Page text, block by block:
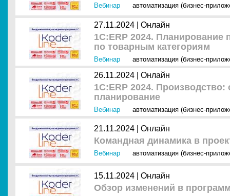
Вебинар автоматизация (бизнес-
27.11.2024 | Онлайн
1С:ERP 2024. Планирование
по товарным категориям
Вебинар автоматизация (бизнес-
26.11.2024 | Онлайн
1С:ERP 2024.
планирование
Вебинар автоматизация (бизнес-
21.11.2024 | Онлайн
Командная динамика в
Вебинар автоматизация (бизнес-
15.11.2024 | Онлайн
Обзор изменений в